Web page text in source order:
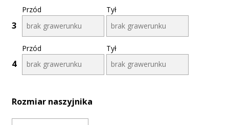
3
Przód Tył
4
Przód Tył
Rozmiar naszyjnika